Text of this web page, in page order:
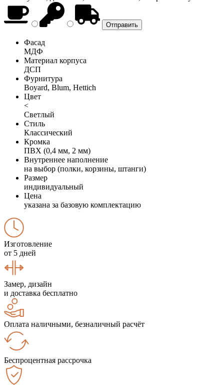
Фасад
МДФ
Материал корпуса
ДСП
Фурнитура
Boyard, Blum, Hettich
Цвет
<
Светлый
Стиль
Классический
Кромка
ПВХ (0,4 мм, 2 мм)
Внутреннее наполнение
на выбор (полки, корзины, штанги)
Размер
индивидуальный
Цена
указана за базовую комплектацию
Изготовление
от 5 дней
Замер, дизайн
и доставка бесплатно
Оплата наличными, безналичный расчёт
Беспроцентная рассрочка